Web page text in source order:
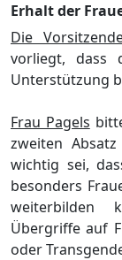
Erhalt der
Die
vorliegt, dass
Unterstützung
Frau Pagels
zweiten
wichtig sei,
besonders
weiterbilden
Übergriffe auf
oder